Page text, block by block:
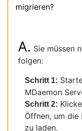
Sie müssen
folgen:
MDaemon
Schritt 2:
zu laden.
Schritt 3:Das
Bereich.
Schritt 4:
Server und